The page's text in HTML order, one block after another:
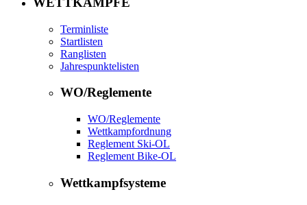
Terminliste
Startlisten
Ranglisten
Jahrespunktelisten
WO/Reglemente
WO/Reglemente
Wettkampfordnung
Reglement Ski-OL
Reglement Bike-OL
Wettkampfsysteme